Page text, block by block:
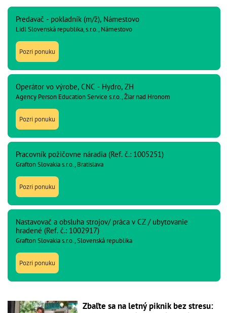
Predavač - pokladník (m/ž), Námestovo
Lidl Slovenská republika, s.r.o., Námestovo
Pozri ponuku
Operátor vo výrobe, CNC - Hydro, ZH
Agency Person Education Service s.r.o., Žiar nad Hronom
Pozri ponuku
Pracovník požičovne náradia (Ref. č.: 1005251)
Grafton Slovakia s.r.o., Bratislava
Pozri ponuku
Nastavovač a obsluha strojov/ práca v CZ / ubytovanie
hradené (Ref. č.: 1002917)
Grafton Slovakia s.r.o., Slovenská republika
Pozri ponuku
Zbaľte sa na letný piknik bez stresu: